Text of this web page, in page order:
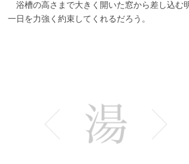
浴槽の高さまで大きく開いた窓から差し込む
一日を力強く約束してくれるだろう。